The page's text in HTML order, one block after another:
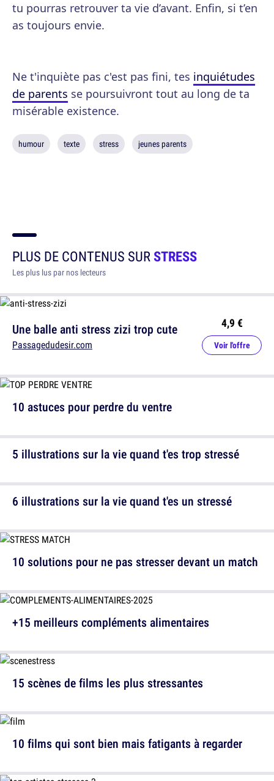
tu pourras retrouver ta vie d’avant. Enfin, si t’en
as toujours envie.
Ne t'inquiète pas c'est pas fini, tes inquiétudes
de parents se poursuivront tout au long de ta
misérable existence.
humour texte stress jeunes parents
PLUS DE CONTENUS SURSTRESS
Les plus lus par nos lecteurs
Une balle anti stress zizi trop cute
Passagedudesir.com
4,9 €
Voir l'offre
5 illustrations sur la vie quand t'es trop stressé
10 solutions pour ne pas stresser devant un match
15 scènes de films les plus stressantes
10 astuces pour perdre du ventre
6 illustrations sur la vie quand t'es un stressé
+15 meilleurs compléments alimentaires
10 films qui sont bien mais fatigants à regarder